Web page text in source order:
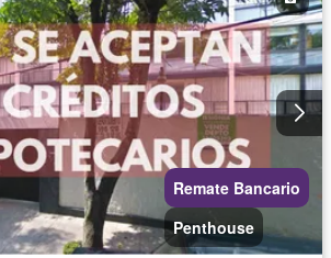
Remate Bancario
Penthouse